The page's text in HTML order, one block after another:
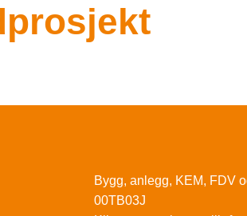
Bygg, anlegg, KEM, FDV
00TB03J